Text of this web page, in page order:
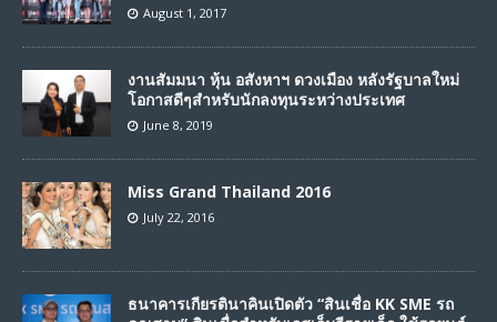
August 1, 2017
งานสัมมนา หุ้น อสังหาฯ ดวงเมือง หลังรัฐบาลใหม่
โอกาสดีๆสำหรับนักลงทุนระหว่างประเทศ
June 8, 2019
Miss Grand Thailand 2016
July 22, 2016
ธนาคารเกียรตินาคินเปิดตัว “สินเชื่อ KK SME รถ